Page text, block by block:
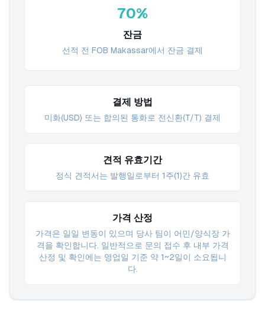
70%
잔금
선적 전 FOB Makassar에서 잔금 결제
결제 방법
미화(USD) 또는 합의된 통화로 전신환(T/T) 결제
견적 유효기간
정식 견적서는 발행일로부터 1주(1)간 유효
가격 산정
가격은 일일 변동이 있으며 당사 팀이 어민/양식장 가
격을 확인합니다. 일반적으로 문의 접수 후 내부 가격
산정 및 확인에는 영업일 기준 약 1~2일이 소요됩니
다.